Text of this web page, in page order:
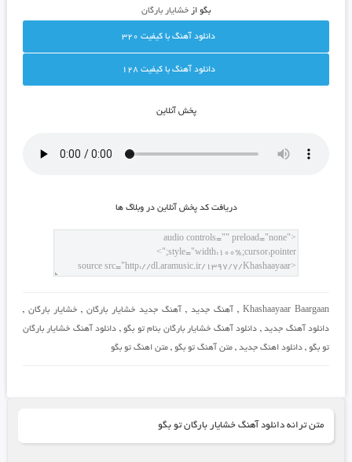
بگو از خشایار بارگان
دانلود آهنگ با کيفيت 320
دانلود آهنگ با کيفيت 128
پخش آنلاين
دريافت کد پخش آنلاين در وبلاگ ها
Khashaayaar Baargaan
, آهنگ جدید, آهنگ جدید خشایار بارگان ,خشایار بارگان ,
دانلود آهنگ جدید, دانلود آهنگ خشایار بارگان بنام تو بگو , دانلود آهنگ خشایار بارگان
تو بگو , دانلود اهنگ جدید, متن آهنگ تو بگو , متن اهنگ تو بگو
متن ترانه دانلود آهنگ خشایار بارگان تو بگو